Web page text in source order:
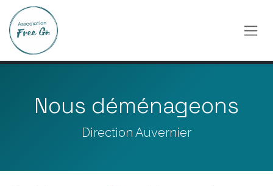
Se rendre au contenu
Nous déménageons
Direction Auvernier